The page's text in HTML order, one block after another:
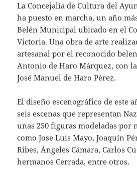
La Concejalía de Cultura del
ha puesto en marcha, un año
Belén Municipal ubicado en el
Victoria. Una obra de arte
artesanal por el reconocido
Antonio de Haro Márquez, con
José Manuel de Haro Pérez.
El diseño escenográfico de este
seis escenas que representan
unas 250 figuras modeladas por
como Jose Luis Mayo, Joaquín
Ribes, Ángeles Cámara, Carlos
hermanos Cerrada, entre otros.